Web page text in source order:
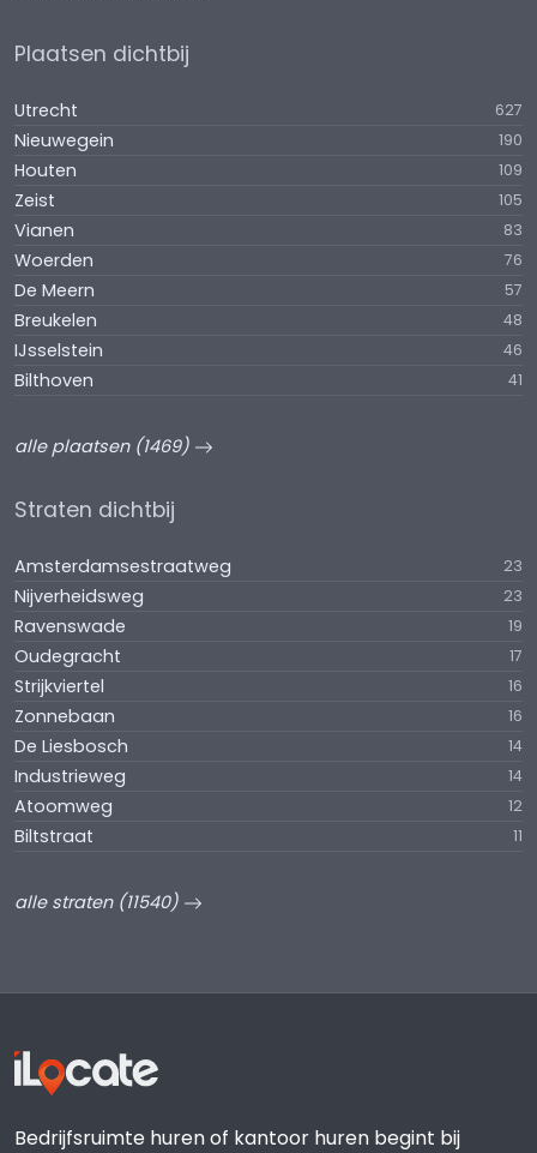
Plaatsen dichtbij
Utrecht 627
Nieuwegein 190
Houten 109
Zeist 105
Vianen 83
Woerden 76
De Meern 57
Breukelen 48
IJsselstein 46
Bilthoven 41
alle plaatsen (1469)
Straten dichtbij
Amsterdamsestraatweg 23
Nijverheidsweg 23
Ravenswade 19
Oudegracht 17
Strijkviertel 16
Zonnebaan 16
De Liesbosch 14
Industrieweg 14
Atoomweg 12
Biltstraat 11
alle straten (11540)
Bedrijfsruimte huren of kantoor huren begint bij